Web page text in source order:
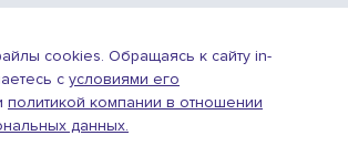
веб-сайта
cookies. Обращаясь к сайту in-
с условиями его
политикой компании в отношении
данных.